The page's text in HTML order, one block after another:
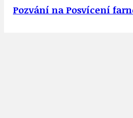
Pozvání na Posvícení